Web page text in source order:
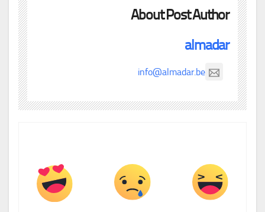
About Post Author
almadar
info@almadar.be